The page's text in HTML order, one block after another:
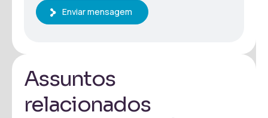
Enviar mensagem
Assuntos
relacionados